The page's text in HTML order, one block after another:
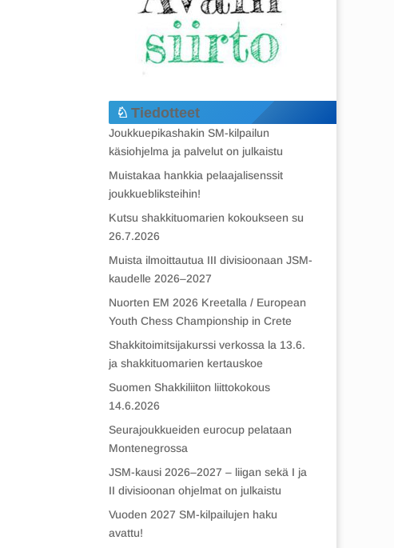
Tiedotteet
Joukkuepikashakin SM-kilpailun
käsiohjelma ja palvelut on julkaistu
Muistakaa hankkia pelaajalisenssit
joukkuebliksteihin!
Kutsu shakkituomarien kokoukseen su
26.7.2026
Muista ilmoittautua III divisioonaan JSM-
kaudelle 2026–2027
Nuorten EM 2026 Kreetalla / European
Youth Chess Championship in Crete
Shakkitoimitsijakurssi verkossa la 13.6.
ja shakkituomarien kertauskoe
Suomen Shakkiliiton liittokokous
14.6.2026
Seurajoukkueiden eurocup pelataan
Montenegrossa
JSM-kausi 2026–2027 – liigan sekä I ja
II divisioonan ohjelmat on julkaistu
Vuoden 2027 SM-kilpailujen haku
avattu!